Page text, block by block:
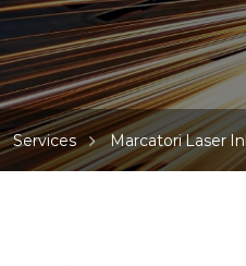
Services Marcatori Laser